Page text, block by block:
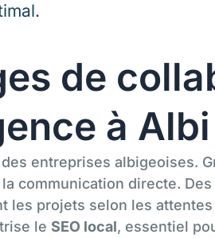
de
à Albi
entreprises albigeoises.
communication directe.
les projets selon les
le SEO local, essentiel